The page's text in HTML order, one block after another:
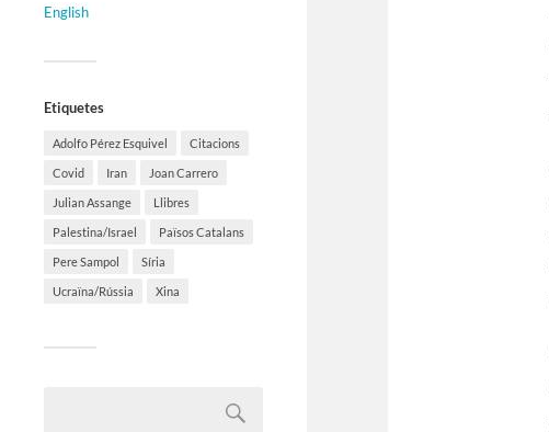
English
Etiquetes
Adolfo Pérez Esquivel Citacions
Covid Iran Joan Carrero
Julian Assange Llibres
Palestina/Israel Països Catalans
Pere Sampol Síria
Ucraïna/Rússia Xina